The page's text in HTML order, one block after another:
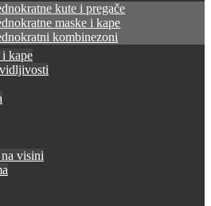
kute i pregače
maske i kape
kombinezoni
kape
visini